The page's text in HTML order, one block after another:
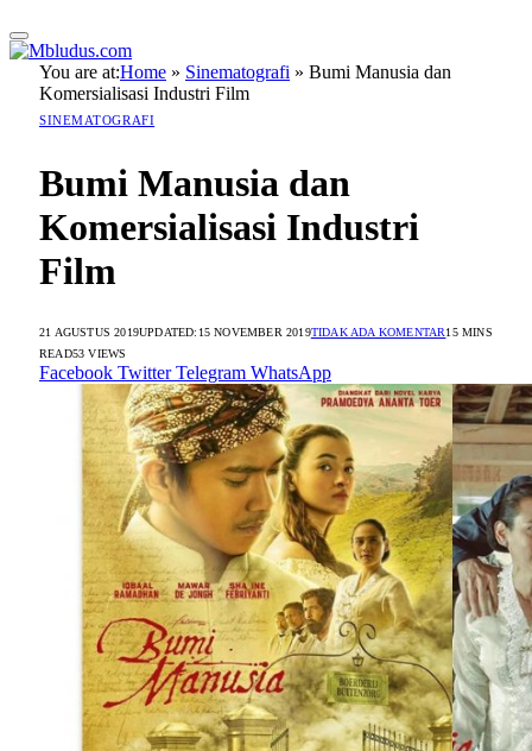
You are at:Home » Sinematografi » Bumi Manusia dan
Komersialisasi Industri Film
SINEMATOGRAFI
Bumi Manusia dan
Komersialisasi Industri
Film
21 AGUSTUS 2019UPDATED: 15 NOVEMBER 2019TIDAK ADA KOMENTAR15 MINS
READ53VIEWS
Facebook Twitter Telegram WhatsApp